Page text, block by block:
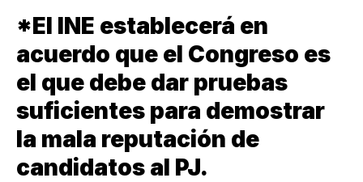
*El INE establecerá en
acuerdo que el Congreso es
el que debe dar pruebas
suficientes para demostrar
la mala reputación de
candidatos al PJ.